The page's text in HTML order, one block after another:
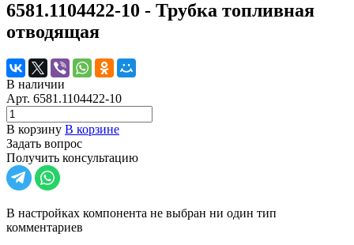
6581.1104422-10 - Трубка топливная
отводящая
В наличии
Арт. 6581.1104422-10
В корзину В корзине
Задать вопрос
Получить консультацию
В настройках компонента не выбран ни один тип
комментариев